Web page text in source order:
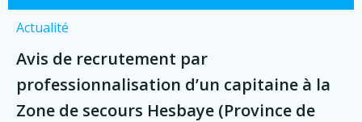
Actualité
Avis de recrutement par
professionnalisation d’un capitaine à la
Zone de secours Hesbaye (Province de